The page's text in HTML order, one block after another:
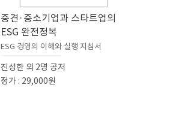
중견·중소기업과 스타트업의
ESG 완전정복
ESG 경영의 이해와 실행 지침서
진성한 외 2명 공저
정가 : 29,000원